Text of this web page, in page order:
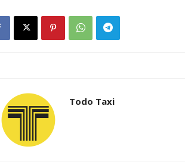
Todo Taxi